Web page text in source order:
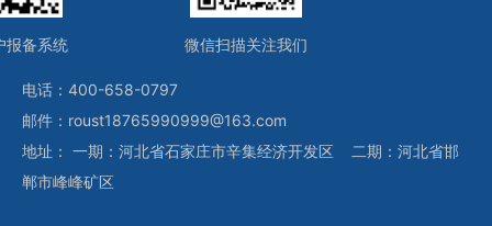
微信扫描关注我们
报备系统
电话：400-658-0797
邮件：roust18765990999@163.com
地址： 一期：河北省石家庄市辛集经济开发区 二期：河北省邯
郸市峰峰矿区